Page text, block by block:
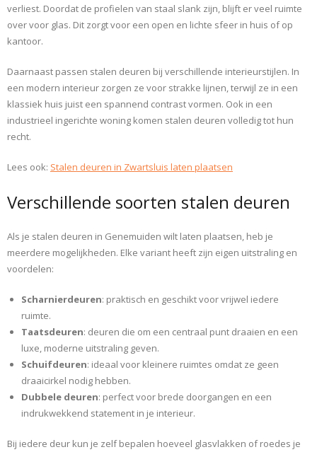
verliest. Doordat de profielen van staal slank zijn, blijft er veel ruimte
over voor glas. Dit zorgt voor een open en lichte sfeer in huis of op
kantoor.
Daarnaast passen stalen deuren bij verschillende interieurstijlen. In
een modern interieur zorgen ze voor strakke lijnen, terwijl ze in een
klassiek huis juist een spannend contrast vormen. Ook in een
industrieel ingerichte woning komen stalen deuren volledig tot hun
recht.
Lees ook: Stalen deuren in Zwartsluis laten plaatsen
Verschillende soorten stalen deuren
Als je stalen deuren in Genemuiden wilt laten plaatsen, heb je
meerdere mogelijkheden. Elke variant heeft zijn eigen uitstraling en
voordelen:
Scharnierdeuren: praktisch en geschikt voor vrijwel iedere
ruimte.
Taatsdeuren: deuren die om een centraal punt draaien en een
luxe, moderne uitstraling geven.
Schuifdeuren: ideaal voor kleinere ruimtes omdat ze geen
draaicirkel nodig hebben.
Dubbele deuren: perfect voor brede doorgangen en een
indrukwekkend statement in je interieur.
Bij iedere deur kun je zelf bepalen hoeveel glasvlakken of roedes je